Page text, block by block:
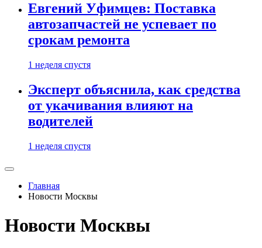
Евгений Уфимцев: Поставка
автозапчастей не успевает по
срокам ремонта
1 неделя спустя
Эксперт объяснила, как средства
от укачивания влияют на
водителей
1 неделя спустя
Главная
Новости Москвы
Новости Москвы